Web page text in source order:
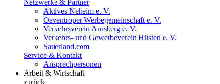
Netzwerke & Partner
Aktives Neheim e. V.
Oeventroper Werbegemeinschaft e. V.
Verkehrsverein Arnsberg e. V.
Verkehrs- und Gewerbeverein Hüsten e. V.
Sauerland.com
Service & Kontakt
Ansprechpersonen
Arbeit & Wirtschaft
zurück